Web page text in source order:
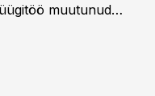
muutunud